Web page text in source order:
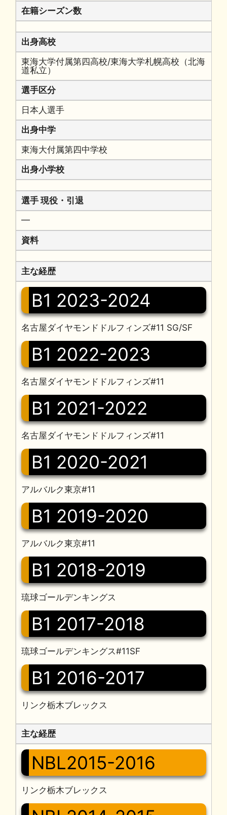
在籍シーズン数
出身高校
東海大学付属第四高校/東海大学札幌高校（北海
道私立）
選手区分
日本人選手
出身中学
東海大付属第四中学校
出身小学校
選手 現役・引退
━
資料
主な経歴
B1 2023-2024
名古屋ダイヤモンドドルフィンズ#11 SG/SF
B1 2022-2023
名古屋ダイヤモンドドルフィンズ#11
B1 2021-2022
名古屋ダイヤモンドドルフィンズ#11
B1 2020-2021
アルバルク東京#11
B1 2019-2020
アルバルク東京#11
B1 2018-2019
琉球ゴールデンキングス
B1 2017-2018
琉球ゴールデンキングス#11SF
B1 2016-2017
リンク栃木ブレックス
主な経歴
NBL2015-2016
リンク栃木ブレックス